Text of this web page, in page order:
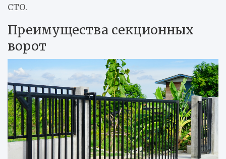
СТО.
Преимущества секционных
ворот